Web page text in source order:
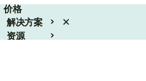
价格
解决方案
资源